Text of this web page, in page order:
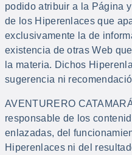
podido atribuir a la Página
de los Hiperenlaces que
exclusivamente la de
existencia de otras Web
la materia. Dichos
sugerencia ni
AVENTURERO
responsable de los
enlazadas, del
Hiperenlaces ni del